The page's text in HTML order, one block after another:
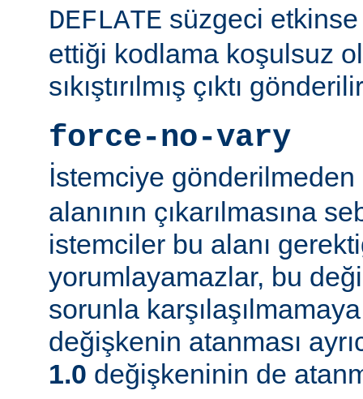
DEFLATE süzgeci etkinse
ettiği kodlama koşulsuz
sıkıştırılmış çıktı
force-no-vary
İstemciye
alanının çıkarılmasına
istemciler bu alanı
yorumlayamazlar, bu
sorunla karşılaşılmamaya
değişkenin atanması
1.0 değişkeninin de